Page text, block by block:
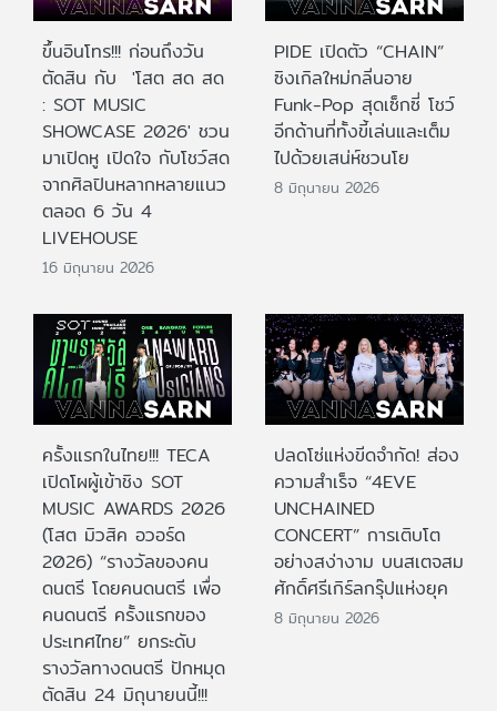
ขึ้นอินโทร!!! ก่อนถึงวัน
ตัดสิน กับ 'โสต สด สด
: SOT MUSIC
SHOWCASE 2026' ชวน
มาเปิดหู เปิดใจ กับโชว์สด
จากศิลปินหลากหลายแนว
ตลอด 6 วัน 4
LIVEHOUSE
16 มิถุนายน 2026
PIDE เปิดตัว “CHAIN”
ซิงเกิลใหม่กลิ่นอาย
Funk-Pop สุดเซ็กซี่ โชว์
อีกด้านที่ทั้งขี้เล่นและเต็ม
ไปด้วยเสน่ห์ชวนโย
8 มิถุนายน 2026
ครั้งแรกในไทย!!! TECA
เปิดโผผู้เข้าชิง SOT
MUSIC AWARDS 2026
(โสต มิวสิค อวอร์ด
2026) “รางวัลของคน
ดนตรี โดยคนดนตรี เพื่อ
คนดนตรี ครั้งแรกของ
ประเทศไทย” ยกระดับ
รางวัลทางดนตรี ปักหมุด
ตัดสิน 24 มิถุนายนนี้!!!
ปลดโซ่แห่งขีดจำกัด! ส่อง
ความสำเร็จ “4EVE
UNCHAINED
CONCERT” การเติบโต
อย่างสง่างาม บนสเตจสม
ศักดิ์ศรีเกิร์ลกรุ๊ปแห่งยุค
8 มิถุนายน 2026